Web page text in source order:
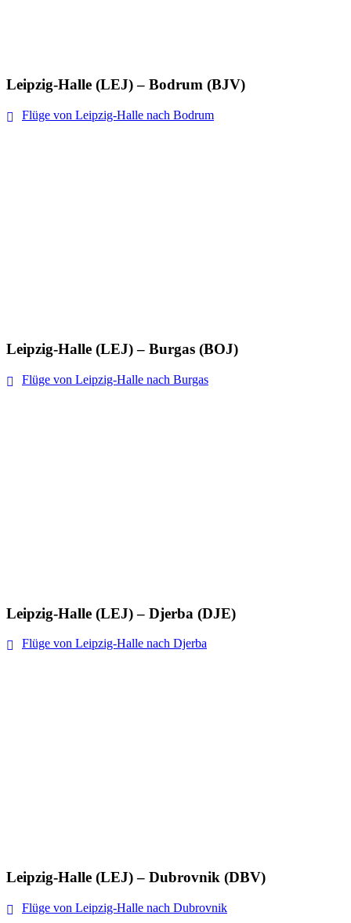
Leipzig-Halle (LEJ) – Bodrum (BJV)
Flüge von Leipzig-Halle nach Bodrum
Leipzig-Halle (LEJ) – Burgas (BOJ)
Flüge von Leipzig-Halle nach Burgas
Leipzig-Halle (LEJ) – Djerba (DJE)
Flüge von Leipzig-Halle nach Djerba
Leipzig-Halle (LEJ) – Dubrovnik (DBV)
Flüge von Leipzig-Halle nach Dubrovnik